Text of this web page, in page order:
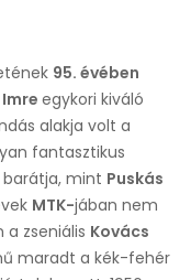
95. évében
egykori kiváló
alakja volt a
fantasztikus
mint Puskás
MTK-jában nem
zseniális Kovács
maradt a kék-fehér